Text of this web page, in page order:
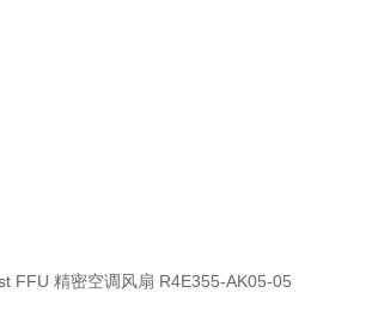
FFU 精密空调风扇 R4E355-AK05-05